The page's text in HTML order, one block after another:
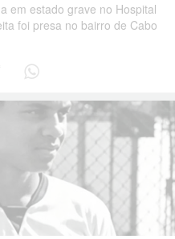
em estado grave no Hospital
foi presa no bairro de Cabo